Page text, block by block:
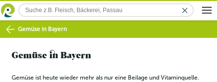
Gemüse in Bayern
Gemüse in Bayern
Gemüse ist heute wieder mehr als nur eine Beilage und Vitaminquelle.